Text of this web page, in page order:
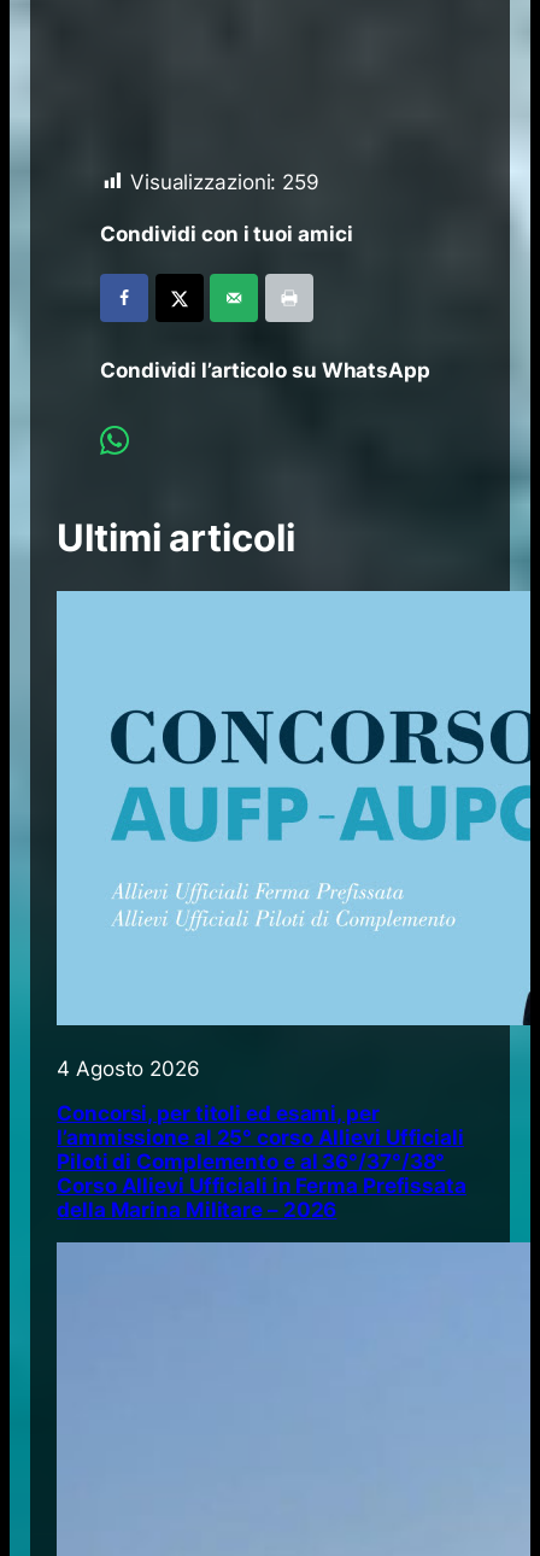
Visualizzazioni: 259
Condividi con i tuoi amici
Condividi l’articolo su WhatsApp
Ultimi articoli
4 Agosto 2026
Concorsi, per titoli ed esami, per
l’ammissione al 25° corso Allievi Ufficiali
Piloti di Complemento e al 36°/37°/38°
Corso Allievi Ufficiali in Ferma Prefissata
della Marina Militare – 2026